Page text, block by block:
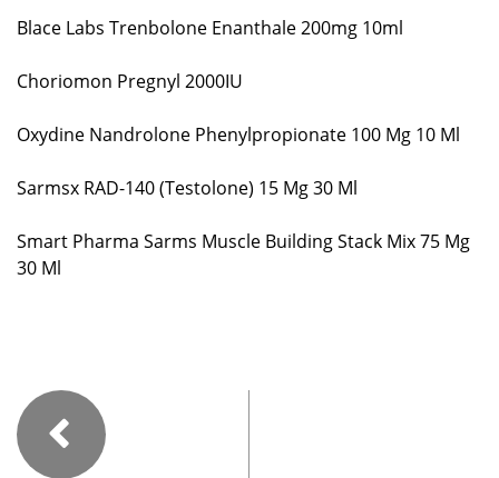
Blace Labs Trenbolone Enanthale 200mg 10ml
Choriomon Pregnyl 2000IU
Oxydine Nandrolone Phenylpropionate 100 Mg 10 Ml
Sarmsx RAD-140 (Testolone) 15 Mg 30 Ml
Smart Pharma Sarms Muscle Building Stack Mix 75 Mg
30 Ml